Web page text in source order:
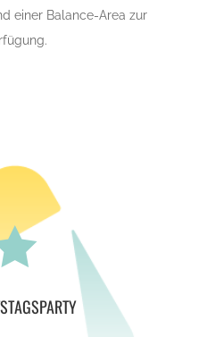
einer Balance-Area zur